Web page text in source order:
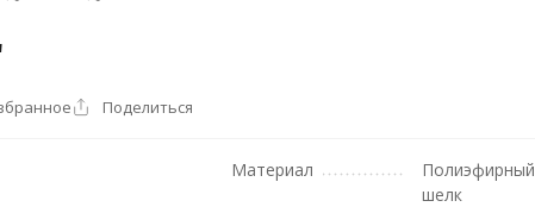
Поделиться
Материал
Полиэфирный
шелк